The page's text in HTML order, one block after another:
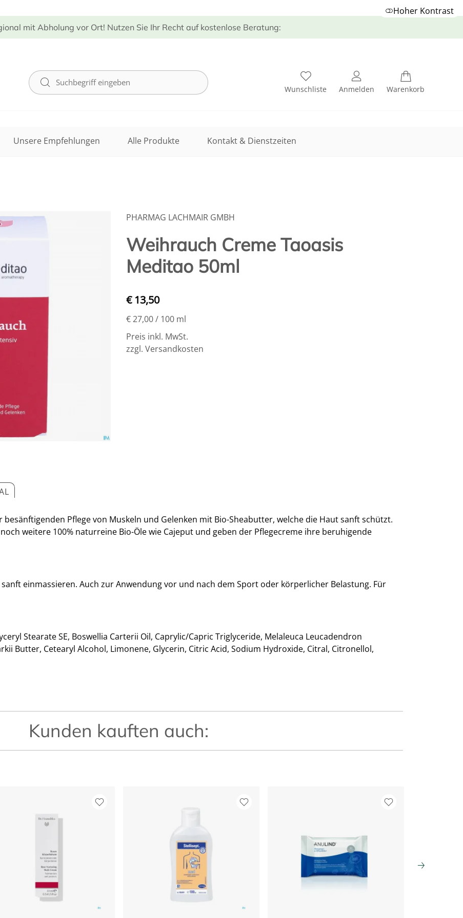
mit Abholung vor Ort! Nutzen Sie Ihr Recht auf kostenlose Beratung:
Hoher Kontrast
Wunschliste Anmelden Warenkorb
Unsere Empfehlungen Alle Produkte Kontakt & Dienstzeiten
PHARMAG LACHMAIR GMBH
Weihrauch Creme Taoasis
Meditao 50ml
€ 13,50
€ 27,00/ 100 ml
Preis inkl. MwSt.
zzgl. Versandkosten
Pflege von Muskeln und Gelenken mit Bio-Sheabutter, welche die Haut sanft schützt.
weitere 100% naturreine Bio-Öle wie Cajeput und geben der Pflegecreme ihre beruhigende
einmassieren. Auch zur Anwendung vor und nach dem Sport oder körperlicher Belastung. Für
Stearate SE, Boswellia Carterii Oil, Caprylic/Capric Triglyceride, Melaleuca Leucadendron
Butter, Cetearyl Alcohol, Limonene, Glycerin, Citric Acid, Sodium Hydroxide, Citral, Citronellol,
Kunden kauften auch: